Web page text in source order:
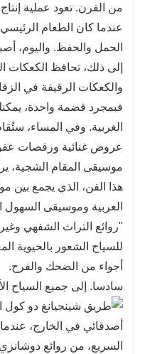
من الفرن. تعود عملية
عندما كان الطعام
الحمل والحفظ. واليوم،
إلى ذلك، تحافظ الكعكات
والكعكات الرقيقة في
فبمجرد قضمة واحدة،
الغربية. وفي المساء،
عروض غنائية ورقصات
موسيقى المقام
هذا الفن، الذي يجمع بين
العربية وموسيقى
"روائع التراث الشفهي
للسياح الشعور بالحيوية
أجواء من الضحك والفرح.
سادسا. إلى جميع السياح
أصدقائي في الخارج،
السريع، من روائع دوشانزي